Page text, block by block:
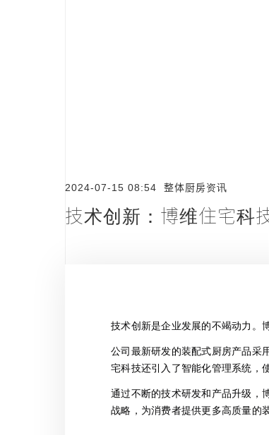
2024-07-15 08:54 整体厨房资讯
技术创新：博维住宅科
技术创新是企业发展的不竭动力。
公司最新研发的装配式厨房产品采
宅科技还引入了智能化管理系统，
通过不断的技术研发和产品升级，
战略，为消费者提供更多高质量的